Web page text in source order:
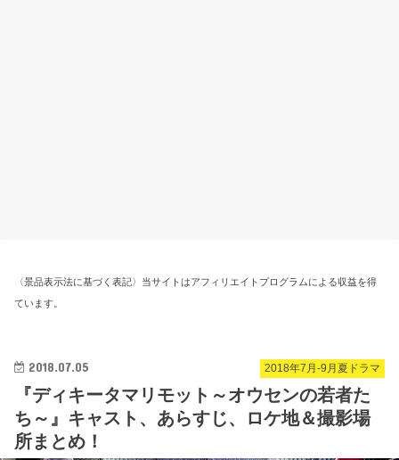
〈景品表示法に基づく表記〉当サイトはアフィリエイトプログラムによる収益を得
ています。
2018年7月-9月夏ドラマ
2018.07.05
『ディキータマリモット～オウセンの若者た
ち～』キャスト、あらすじ、ロケ地＆撮影場
所まとめ！